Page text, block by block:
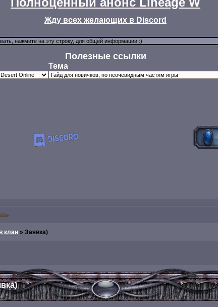
Жду всех желающих в Discord
Полезные ссылки
Тема
клан » Заявка)